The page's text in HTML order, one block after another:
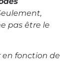
pas être le
fonction de